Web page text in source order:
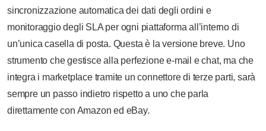
sincronizzazione automatica dei dati degli ordini e
monitoraggio degli SLA per ogni piattaforma all’interno di
un’unica casella di posta. Questa è la versione breve. Uno
strumento che gestisce alla perfezione e-mail e chat, ma che
integra i marketplace tramite un connettore di terze parti, sarà
sempre un passo indietro rispetto a uno che parla
direttamente con Amazon ed eBay.